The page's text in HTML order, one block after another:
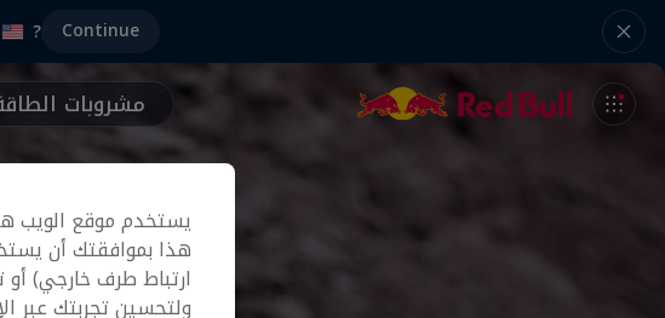
? Continue
مشروبات
يستخدم موقع الويب
هذا بموافقتك أن
ارتباط طرف خارجي)
ولتحسين تجربتك عبر